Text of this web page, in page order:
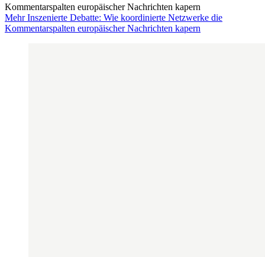
Kommentarspalten europäischer Nachrichten kapern
Mehr Inszenierte Debatte: Wie koordinierte Netzwerke die
Kommentarspalten europäischer Nachrichten kapern